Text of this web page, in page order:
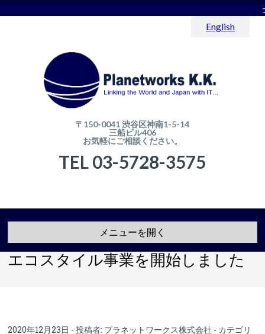
English
〒150-0041 渋谷区神南1-5-14
三船ビル406
お気軽にご相談ください。
TEL 03-5728-3575
メニューを開く
エコスタイル事業を開始しました
2020年12月23日 - 投稿者: プラネットワークス株式会社 - カテゴリ